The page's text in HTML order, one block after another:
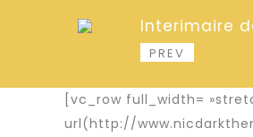
Interimaire
PREV
[vc_row full_width=
url(http://